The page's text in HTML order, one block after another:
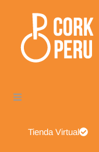
Tienda Virtual